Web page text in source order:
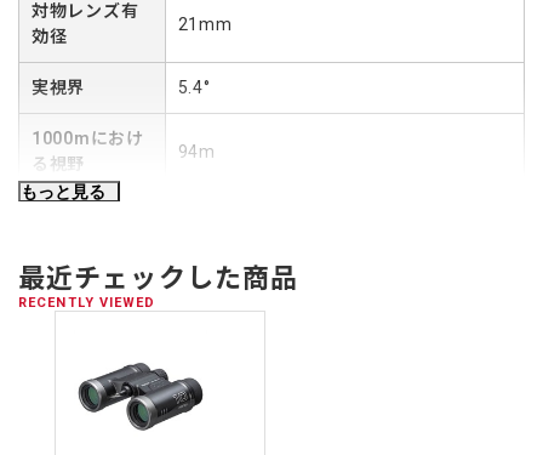
対物レンズ有
効径
21mm
実視界 5.4°
1000mにおけ
る視野
94m
アイレリーフ 8.5mm
明るさ 4.4
最短合焦距離
3m
もっと見る
最近チェックした商品
RECENTLY VIEWED